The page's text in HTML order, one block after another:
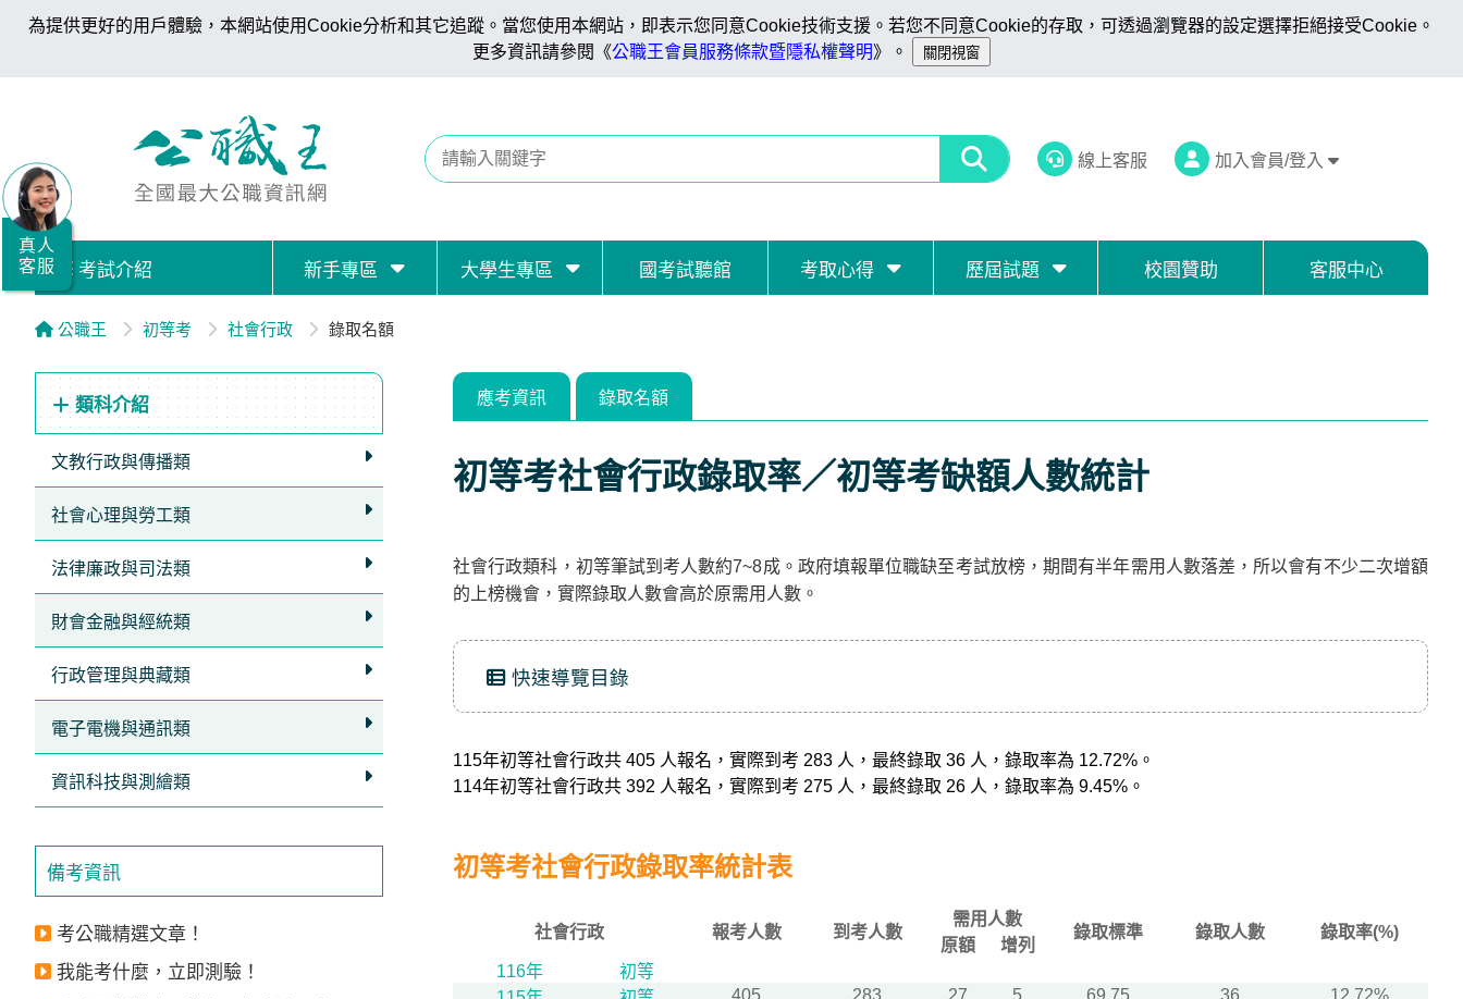
為提供更好的用戶體驗，本網站使用Cookie分析和其它追蹤。當您使用本網站，即表示您同意Cookie技術支援。若您不同意Cookie的存取，可透過瀏覽器的設定選擇拒絕接受Cookie。
更多資訊請參閱《公職王會員服務條款暨隱私權聲明》。
線上客服 加入會員/登入
考試介紹 新手專區 大學生專區 國考試聽館 考取心得 歷屆試題 校園贊助 客服中心
公職王 初等考 社會行政 錄取名額
類科介紹
文教行政與傳播類
社會心理與勞工類
法律廉政與司法類
財會金融與經統類
行政管理與典藏類
電子電機與通訊類
資訊科技與測繪類
備考資訊
考公職精選文章！
我能考什麼，立即測驗！
應考資訊 錄取名額
初等考社會行政錄取率／初等考缺額人數統計
社會行政類科，初等筆試到考人數約7~8成。政府填報單位職缺至考試放榜，期間有半年需用人數落差，所以會有不少二次增額
的上榜機會，實際錄取人數會高於原需用人數。
快速導覽目錄
115年初等社會行政共 405 人報名，實際到考 283 人，最終錄取 36 人，錄取率為 12.72%。
114年初等社會行政共 392 人報名，實際到考 275 人，最終錄取 26 人，錄取率為 9.45%。
初等考社會行政錄取率統計表
社會行政 報考人數 到考人數
需用人數
錄取標準 錄取人數 錄取率(%)
原額
增列
116年
初等
405 283 27 5 69.75 36
12.72%
真人
客服
職/
就
業/
證
務
據
點
即
LINE
方
服
務，
再